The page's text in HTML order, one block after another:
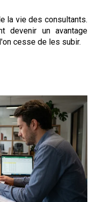
la vie des consultants.
devenir un avantage
cesse de les subir.